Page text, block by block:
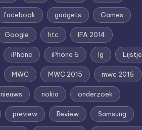
facebook gadgets Games
Google htc IFA 2014
iPhone iPhone 6 lg Lijstje
MWC MWC 2015 mwc 2016
nieuws nokia onderzoek
preview Review Samsung